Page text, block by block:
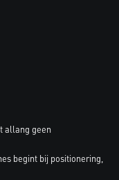
allang geen
begint bij positionering,